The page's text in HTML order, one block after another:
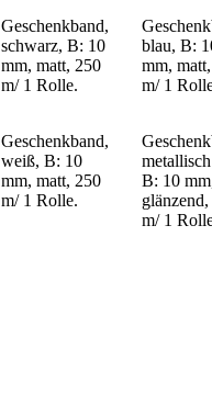
Geschenkband,
schwarz, B: 10
mm, matt, 250
m/ 1 Rolle.
blau, B:
mm,
m/ 1
Geschenkband,
weiß, B: 10
mm, matt, 250
m/ 1 Rolle.
B: 10
m/ 1